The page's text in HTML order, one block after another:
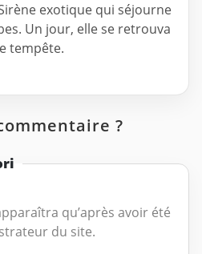
exotique qui séjourne
Un jour, elle se retrouva
tempête.
?
qu’après avoir été
du site.